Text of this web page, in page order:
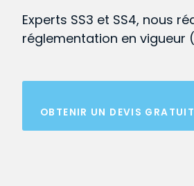
Experts SS3 et SS4, nous
réglementation en vigueur
OBTENIR UN DEVIS GRATUIT